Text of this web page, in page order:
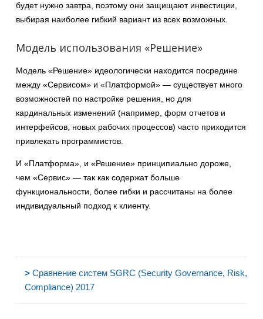
будет нужно завтра, поэтому они защищают инвестиции,
выбирая наиболее гибкий вариант из всех возможных.
Модель использования «Решение»
Модель «Решение» идеологически находится посредине
между «Сервисом» и «Платформой» — существует много
возможностей по настройке решения, но для
кардинальных изменений (например, форм отчетов и
интерфейсов, новых рабочих процессов) часто приходится
привлекать программистов.
И «Платформа», и «Решение» принципиально дороже,
чем «Сервис» — так как содержат больше
функциональности, более гибки и рассчитаны на более
индивидуальный подход к клиенту.
> Сравнение систем SGRC (Security Governance, Risk,
Compliance) 2017